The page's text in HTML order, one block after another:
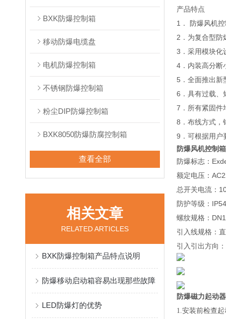
BXK防爆控制箱
移动防爆电缆盘
电机防爆控制箱
不锈钢防爆控制箱
粉尘DIP防爆控制箱
BXK8050防爆防腐控制箱
查看全部
相关文章
RELATED ARTICLES
BXK防爆控制箱产品特点说明
防爆移动启动箱容易出现那些故障
LED防爆灯的优势
产品特点
1． 防爆风机
2．为复合型防
3．采用模块化
4．内装高分断
5．全面推出新
6．具有过载、
7．所有紧固件
8．布线方式，
9．可根据用户
防爆风机控制箱
防爆标志：
额定电压：
总开关电流：
防护等级：
螺纹规格：
引入线规格：
引入引出方向
防爆磁力起动器
1.安装前检查